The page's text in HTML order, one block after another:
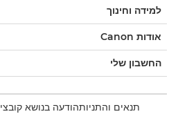
למידה וחינוך
אודות Canon
החשבון שלי
תנאים והתניותהודעה בנושא קובצי Cookie